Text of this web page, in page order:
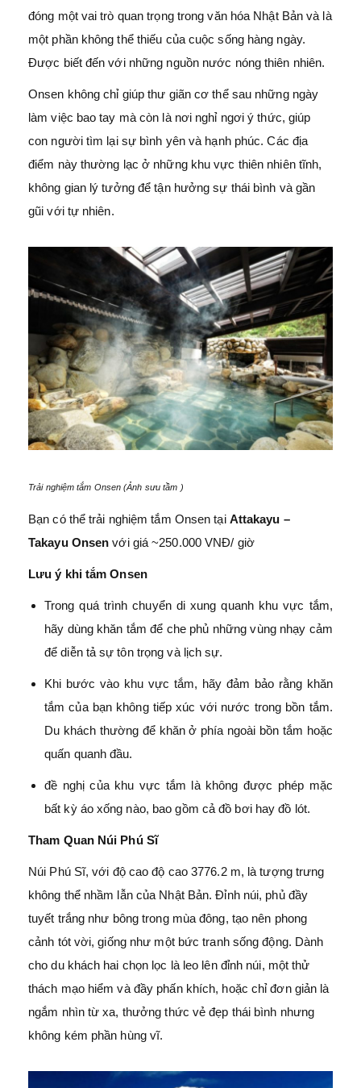
đóng một vai trò quan trọng trong văn hóa Nhật Bản và là
một phần không thể thiếu của cuộc sống hàng ngày.
Được biết đến với những nguồn nước nóng thiên nhiên.
Onsen không chỉ giúp thư giãn cơ thể sau những ngày
làm việc bao tay mà còn là nơi nghỉ ngơi ý thức, giúp
con người tìm lại sự bình yên và hạnh phúc. Các địa
điểm này thường lạc ở những khu vực thiên nhiên tĩnh,
không gian lý tưởng để tận hưởng sự thái bình và gần
gũi với tự nhiên.
Trải nghiệm tắm Onsen (Ảnh sưu tầm )
Bạn có thể trải nghiệm tắm Onsen tại Attakayu –
Takayu Onsen với giá ~250.000 VNĐ/ giờ
Lưu ý khi tắm Onsen
Trong quá trình chuyển di xung quanh khu vực tắm,
hãy dùng khăn tắm để che phủ những vùng nhạy cảm
để diễn tả sự tôn trọng và lịch sự.
Khi bước vào khu vực tắm, hãy đảm bảo rằng khăn
tắm của bạn không tiếp xúc với nước trong bồn tắm.
Du khách thường để khăn ở phía ngoài bồn tắm hoặc
quấn quanh đầu.
đề nghị của khu vực tắm là không được phép mặc
bất kỳ áo xống nào, bao gồm cả đồ bơi hay đồ lót.
Tham Quan Núi Phú Sĩ
Núi Phú Sĩ, với độ cao độ cao 3776.2 m, là tượng trưng
không thể nhầm lẫn của Nhật Bản. Đỉnh núi, phủ đầy
tuyết trắng như bông trong mùa đông, tạo nên phong
cảnh tót vời, giống như một bức tranh sống động. Dành
cho du khách hai chọn lọc là leo lên đỉnh núi, một thử
thách mạo hiểm và đầy phấn khích, hoặc chỉ đơn giản là
ngắm nhìn từ xa, thưởng thức vẻ đẹp thái bình nhưng
không kém phần hùng vĩ.